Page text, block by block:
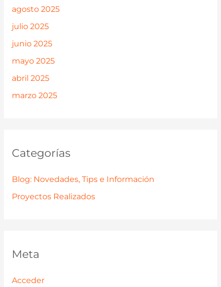
agosto 2025
julio 2025
junio 2025
mayo 2025
abril 2025
marzo 2025
Categorías
Blog: Novedades, Tips e Información
Proyectos Realizados
Meta
Acceder